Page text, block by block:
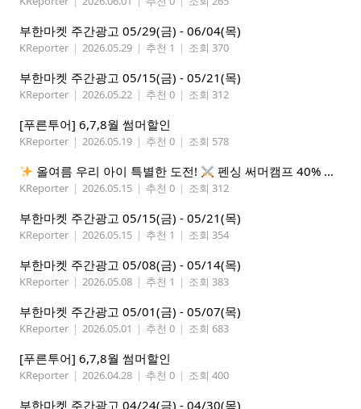
부한마켓 주간광고 05/29(금) - 06/04(목)
KReporter | 2026.05.29 | 추천 1 | 조회 370
부한마켓 주간광고 05/15(금) - 05/21(목)
KReporter | 2026.05.22 | 추천 0 | 조회 312
[푸른투어] 6,7,8월 썸머할인
KReporter | 2026.05.19 | 추천 0 | 조회 578
올여름 우리 아이 특별한 도전! 펜싱 써머캠프 40% 선착순 할인
KReporter | 2026.05.15 | 추천 0 | 조회 312
부한마켓 주간광고 05/15(금) - 05/21(목)
KReporter | 2026.05.15 | 추천 1 | 조회 354
부한마켓 주간광고 05/08(금) - 05/14(목)
KReporter | 2026.05.08 | 추천 1 | 조회 383
부한마켓 주간광고 05/01(금) - 05/07(목)
KReporter | 2026.05.01 | 추천 0 | 조회 683
[푸른투어] 6,7,8월 썸머할인
KReporter | 2026.04.28 | 추천 0 | 조회 400
부한마켓 주간광고 04/24(금) - 04/30(목)